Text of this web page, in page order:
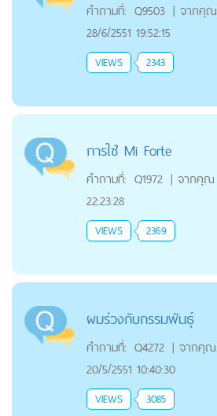
คำถามที่: Q9503 | จากคุณ
28/6/2551 19:52:15
VIEWS 2343
การใช้ Mi Forte
คำถามที่: Q1972 | จากคุณ
22:23:28
VIEWS 2369
ผมร่วงกับกรรมพันธุ์
คำถามที่: Q4272 | จากคุณ
20/5/2551 10:40:30
VIEWS 3085